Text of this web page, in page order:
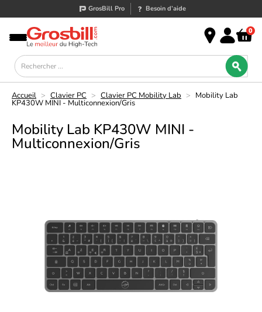
GrosBill Pro Besoin d’aide
0
Accueil > Clavier PC > Clavier PC Mobility Lab > Mobility Lab
KP430W MINI - Multiconnexion/Gris
Mobility Lab KP430W MINI -
Multiconnexion/Gris